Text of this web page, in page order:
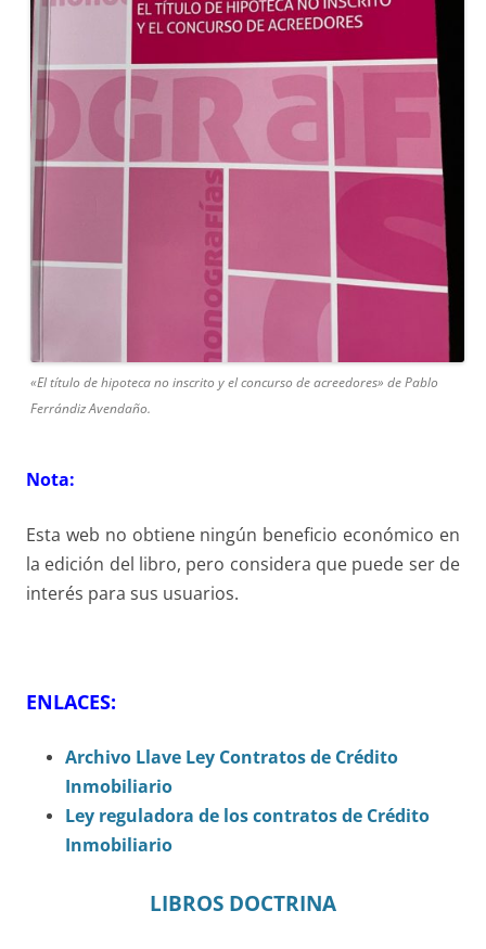
«El título de hipoteca no inscrito y el concurso de acreedores» de Pablo
Ferrándiz Avendaño.
Nota:
Esta web no obtiene ningún beneficio económico en
la edición del libro, pero considera que puede ser de
interés para sus usuarios.
ENLACES:
Archivo Llave Ley Contratos de Crédito
Inmobiliario
Ley reguladora de los contratos de Crédito
Inmobiliario
LIBROS DOCTRINA